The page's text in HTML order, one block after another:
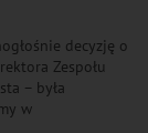
decyzję o
Zespołu
– była
w